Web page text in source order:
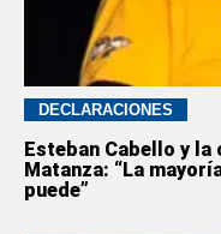
DECLARACIONES
Esteban Cabello y
Matanza: “La
puede”